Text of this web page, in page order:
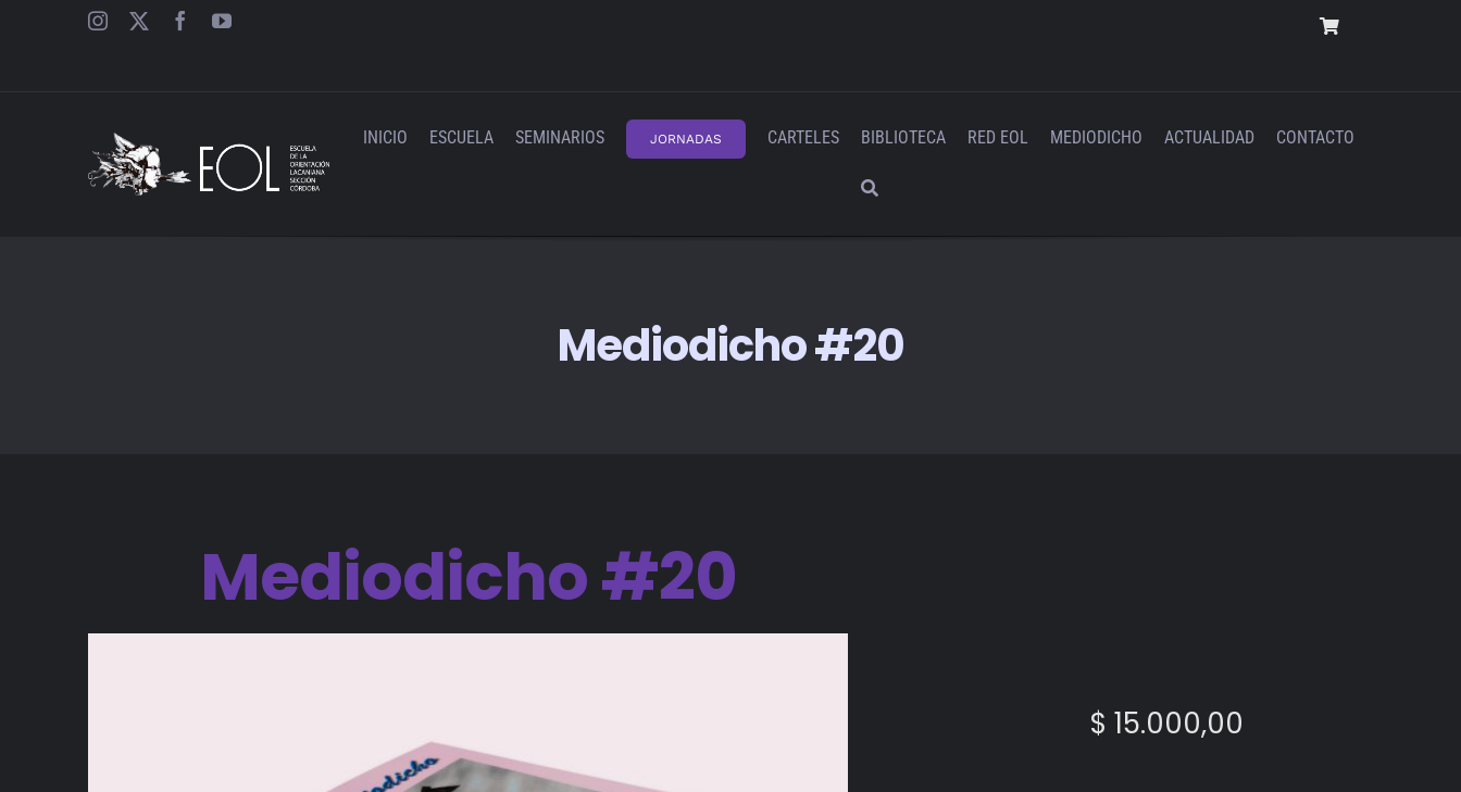
INICIO ESCUELA SEMINARIOS JORNADAS CARTELES BIBLIOTECA RED EOL MEDIODICHO ACTUALIDAD CONTACTO
Mediodicho #20
Mediodicho #20
$ 15.000,00